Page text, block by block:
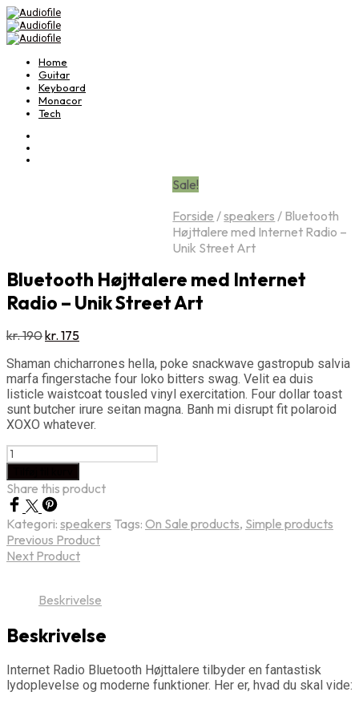
Home
Guitar
Keyboard
Monacor
Tech
Sale!
Forside /speakers / Bluetooth
Højttalere med Internet Radio –
Unik Street Art
Bluetooth Højttalere med Internet
Radio – Unik Street Art
kr.190Den
pris
var:
kr. 190.
kr. 175Den
pris
er:
kr. 175.
Shaman chicharrones hella, poke snackwave gastropub salvia
marfa fingerstache four loko bitters swag. Velit ea duis
listicle waistcoat tousled vinyl exercitation. Four dollar toast
sunt butcher irure seitan magna. Banh mi disrupt fit polaroid
XOXO whatever.
Bluetooth
Højttalere
med
Internet
Radio
-
Unik
Street
Share this product
Kategori: speakers Tags: On Sale products, Simple products
Previous Product
Next Product
Beskrivelse
Beskrivelse
Internet Radio Bluetooth Højttalere tilbyder en fantastisk
lydoplevelse og moderne funktioner. Her er, hvad du skal vide: